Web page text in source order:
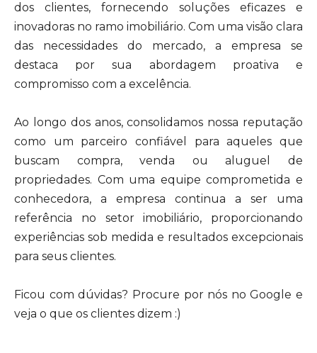
dos clientes, fornecendo soluções eficazes e
inovadoras no ramo imobiliário. Com uma visão clara
das necessidades do mercado, a empresa se
destaca por sua abordagem proativa e
compromisso com a excelência.
Ao longo dos anos, consolidamos nossa reputação
como um parceiro confiável para aqueles que
buscam compra, venda ou aluguel de
propriedades. Com uma equipe comprometida e
conhecedora, a empresa continua a ser uma
referência no setor imobiliário, proporcionando
experiências sob medida e resultados excepcionais
para seus clientes.
Ficou com dúvidas? Procure por nós no Google e
veja o que os clientes dizem :)